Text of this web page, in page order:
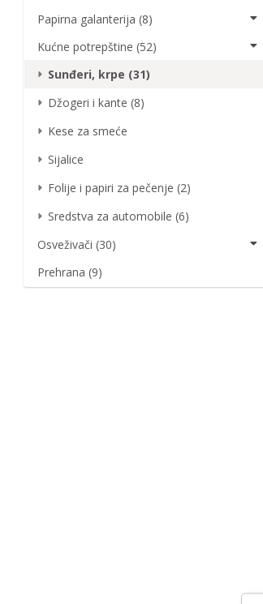
Papirna galanterija (8)
Kućne potrepštine (52)
Sunđeri, krpe (31)
Džogeri i kante (8)
Kese za smeće
Sijalice
Folije i papiri za pečenje (2)
Sredstva za automobile (6)
Osveživači (30)
Prehrana (9)